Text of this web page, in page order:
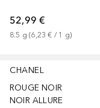
52,99 €
8.5 g (6,23 € / 1 g)
CHANEL
ROUGE NOIR
NOIR ALLURE